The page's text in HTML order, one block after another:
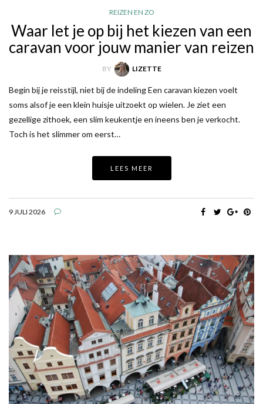
REIZEN EN ZO
Waar let je op bij het kiezen van een
caravan voor jouw manier van reizen
BY LIZETTE
Begin bij je reisstijl, niet bij de indeling Een caravan kiezen voelt
soms alsof je een klein huisje uitzoekt op wielen. Je ziet een
gezellige zithoek, een slim keukentje en ineens ben je verkocht.
Toch is het slimmer om eerst…
LEES MEER
9 JULI 2026